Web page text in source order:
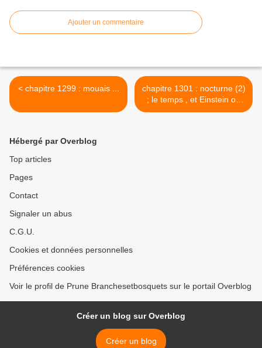
Ajouter un commentaire
< chapitre 1299 : mouais ...
chapitre 1301 : nocturne (2)
; le temps , et Einstein on
the beach >
Hébergé par Overblog
Top articles
Pages
Contact
Signaler un abus
C.G.U.
Cookies et données personnelles
Préférences cookies
Voir le profil de Prune Branchesetbosquets sur le portail Overblog
Créer un blog sur Overblog
Créer un blog